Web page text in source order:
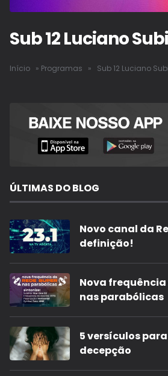
Sub 12 Luciano
Início » Programas » Sub 12 Luciano
ÚLTIMAS DO BLOG
Novo canal da
definição!
Nova frequência
nas parabólicas
5 versículos
decepção